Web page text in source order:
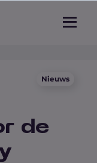
Nieuws
de